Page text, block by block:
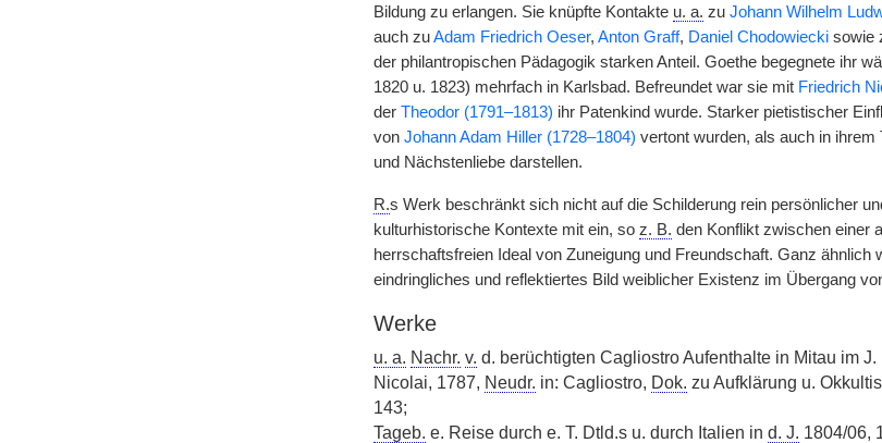
Bildung zu erlangen. Sie knüpfte Kontakte u. a. zu Johann Wilhelm
auch zuAdam Friedrich Oeser, Anton Graff, Daniel Chodowieckisowie
der philantropischen Pädagogik starken Anteil. Goethe begegnete ihr
1820 u. 1823) mehrfach in Karlsbad. Befreundet war sie mit Friedrich
der Theodor (1791–1813) ihr Patenkind wurde. Starker pietistischer
von Johann Adam Hiller (1728–1804) vertont wurden, als auch in
und Nächstenliebe darstellen.
R.s Werk beschränkt sich nicht auf die Schilderung rein persönlicher
kulturhistorische Kontexte mit ein, so z. B. den Konflikt zwischen einer
herrschaftsfreien Ideal von Zuneigung und Freundschaft. Ganz
eindringliches und reflektiertes Bild weiblicher Existenz im Übergang
Werke
u. a. Nachr. v. d. berüchtigten Cagliostro Aufenthalte in Mitau im J.
Nicolai, 1787, Neudr. in: Cagliostro, Dok. zu Aufklärung u.
143;
Tageb. e. Reise durch e. T. Dtld.s u. durch Italien in d. J. 1804/06,